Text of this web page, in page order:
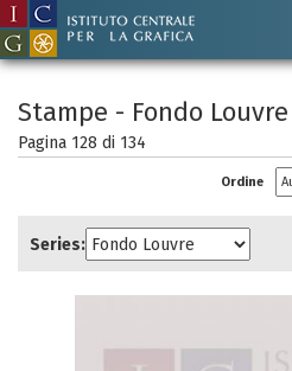
Stampe - Fondo Louvre
Pagina 128 di 134
Ordine
Series: